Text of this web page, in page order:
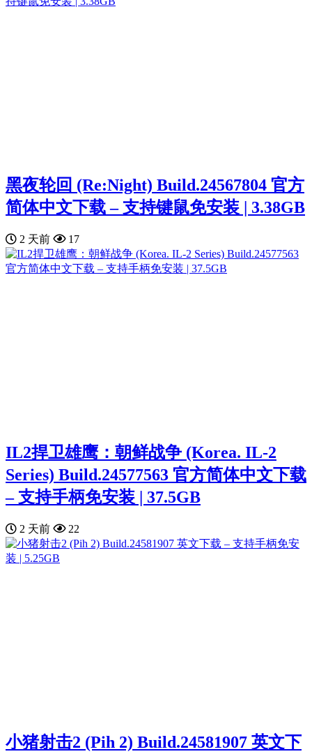
黑夜轮回 (Re:Night) Build.24567804 官方
简体中文下载 – 支持键鼠免安装 | 3.38GB
2 天前 17
IL2捍卫雄鹰：朝鲜战争 (Korea. IL-2
Series) Build.24577563 官方简体中文下载
– 支持手柄免安装 | 37.5GB
2 天前 22
小猪射击2 (Pih 2) Build.24581907 英文下